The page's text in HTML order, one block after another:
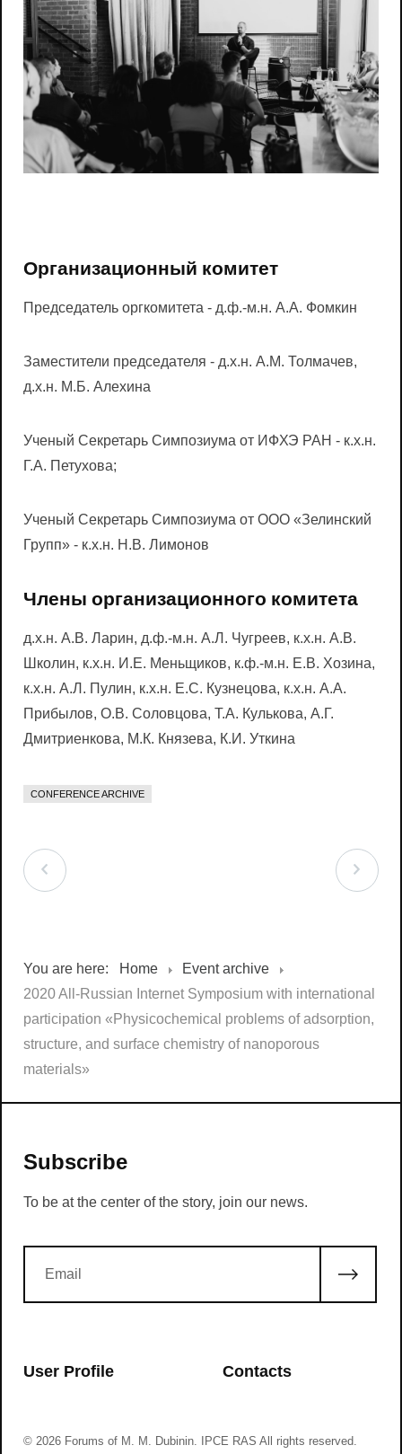
Организационный комитет
Председатель оргкомитета - д.ф.-м.н. А.А. Фомкин
Заместители председателя - д.х.н. А.М. Толмачев,
д.х.н. М.Б. Алехина
Ученый Секретарь Симпозиума от ИФХЭ РАН - к.х.н.
Г.А. Петухова;
Ученый Секретарь Симпозиума от ООО «Зелинский
Групп» - к.х.н. Н.В. Лимонов
Члены организационного комитета
д.х.н. А.В. Ларин, д.ф.-м.н. А.Л. Чугреев, к.х.н. A.В.
Школин, к.х.н. И.Е. Меньщиков, к.ф.-м.н. E.В. Хозина,
к.х.н. A.Л. Пулин, к.х.н. Е.С. Кузнецова, к.х.н. A.A.
Прибылов, О.В. Соловцова, Т.А. Кулькова, А.Г.
Дмитриенкова, М.К. Князева, К.И. Уткина
CONFERENCE ARCHIVE
You are here: Home
Event archive
2020 All-Russian Internet Symposium with international
participation «Physicochemical problems of adsorption,
structure, and surface chemistry of nanoporous
materials»
Subscribe
To be at the center of the story, join our news.
User Profile Contacts
© 2026 Forums of M. M. Dubinin. IPCE RAS All rights reserved.